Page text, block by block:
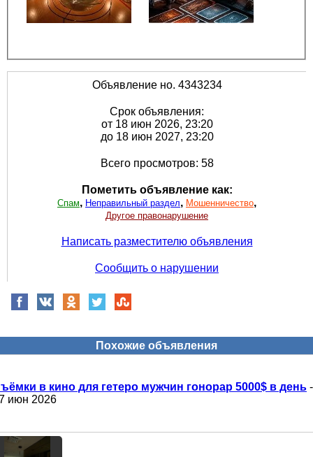
Объявление но. 4343234
Срок объявления:
от 18 июн 2026, 23:20
до 18 июн 2027, 23:20
Всего просмотров: 58
Пометить объявление как:
Спам, Неправильный раздел, Мошенничество,
Другое правонарушение
Написать разместителю объявления
Сообщить о нарушении
Похожие объявления
в кино для гетеро мужчин гонорар 5000$ в день -
июн 2026